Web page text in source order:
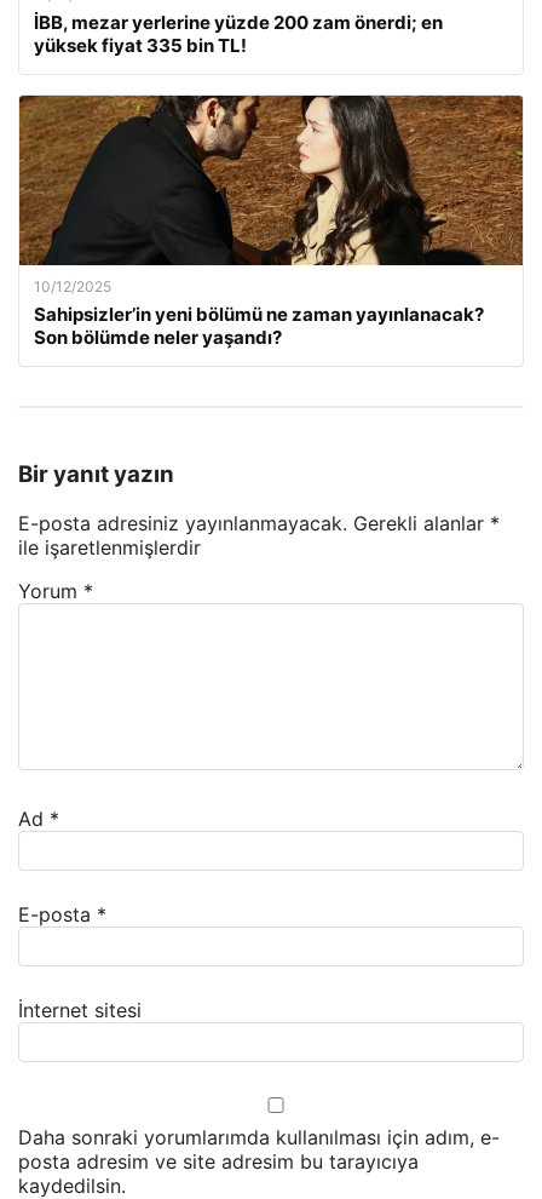
İBB, mezar yerlerine yüzde 200 zam önerdi; en
yüksek fiyat 335 bin TL!
10/12/2025
Sahipsizler’in yeni bölümü ne zaman yayınlanacak?
Son bölümde neler yaşandı?
Bir yanıt yazın
E-posta adresiniz yayınlanmayacak. Gerekli alanlar *
ile işaretlenmişlerdir
Yorum *
Ad *
E-posta *
İnternet sitesi
Daha sonraki yorumlarımda kullanılması için adım, e-
posta adresim ve site adresim bu tarayıcıya
kaydedilsin.